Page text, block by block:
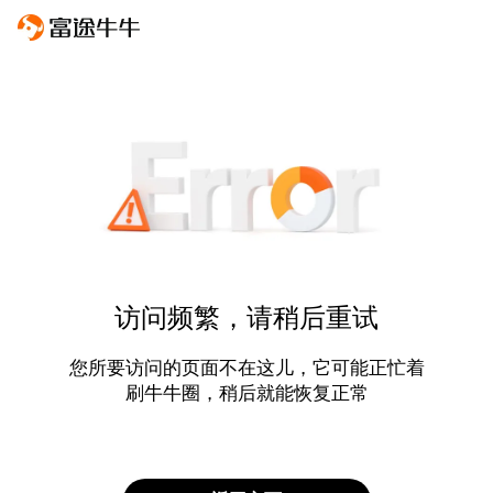
访问频繁，请稍后重试
您所要访问的页面不在这儿，它可能正忙着
刷牛牛圈，稍后就能恢复正常